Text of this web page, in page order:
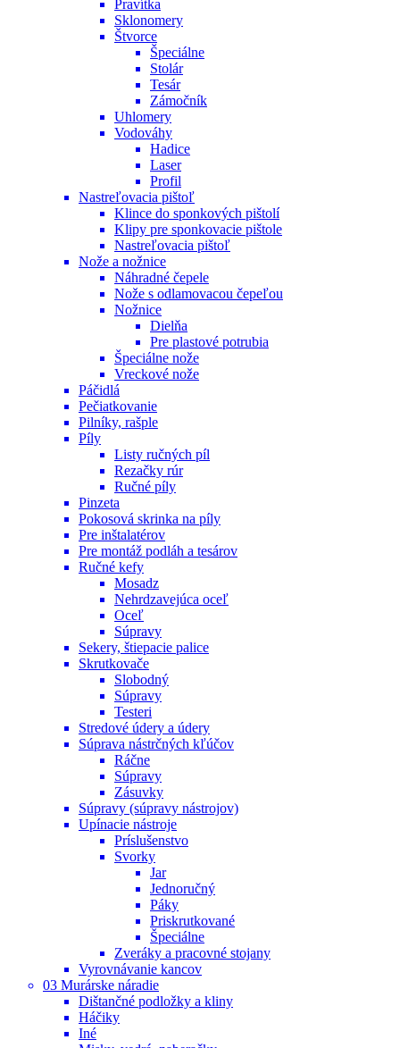
Pravítka
Sklonomery
Štvorce
Špeciálne
Stolár
Tesár
Zámočník
Uhlomery
Vodováhy
Hadice
Laser
Profil
Nastreľovacia pištoľ
Klince do sponkových pištolí
Klipy pre sponkovacie pištole
Nastreľovacia pištoľ
Nože a nožnice
Náhradné čepele
Nože s odlamovacou čepeľou
Nožnice
Dielňa
Pre plastové potrubia
Špeciálne nože
Vreckové nože
Páčidlá
Pečiatkovanie
Pilníky, rašple
Píly
Listy ručných píl
Rezačky rúr
Ručné píly
Pinzeta
Pokosová skrinka na píly
Pre inštalatérov
Pre montáž podláh a tesárov
Ručné kefy
Mosadz
Nehrdzavejúca oceľ
Oceľ
Súpravy
Sekery, štiepacie palice
Skrutkovače
Slobodný
Súpravy
Testeri
Stredové údery a údery
Súprava nástrčných kľúčov
Ráčne
Súpravy
Zásuvky
Súpravy (súpravy nástrojov)
Upínacie nástroje
Príslušenstvo
Svorky
Jar
Jednoručný
Páky
Priskrutkované
Špeciálne
Zveráky a pracovné stojany
Vyrovnávanie kancov
03 Murárske náradie
Dištančné podložky a kliny
Háčiky
Iné